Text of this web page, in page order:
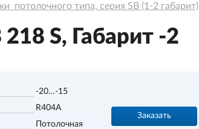
потолочного типа, серия SB (1-2 габарит)
S, Габарит -2
-20…-15
R404A
Потолочная
Заказать